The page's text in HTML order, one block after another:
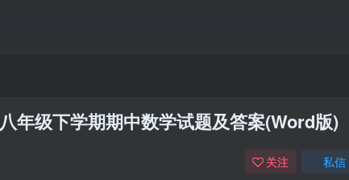
年级下学期期中数学试题及答案(Word版)
关注 私信